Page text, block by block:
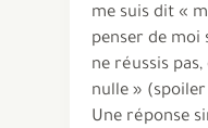
me suis dit «
penser de moi
ne réussis
nulle »
Une réponse